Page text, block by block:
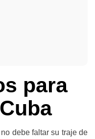
para
debe faltar su traje de